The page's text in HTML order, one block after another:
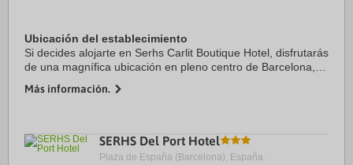
Ubicación del establecimiento
Si decides alojarte en Serhs Carlit Boutique Hotel, disfrutarás
de una magnífica ubicación en pleno centro de Barcelona, a
Además, este hotel se ...
Más información.
SERHS Del Port Hotel
Plaza de España (Barcelona), España.